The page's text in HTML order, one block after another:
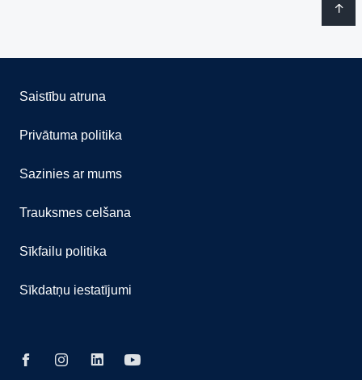
Saistību atruna
Privātuma politika
Sazinies ar mums
Trauksmes celšana
Sīkfailu politika
Sīkdatņu iestatījumi